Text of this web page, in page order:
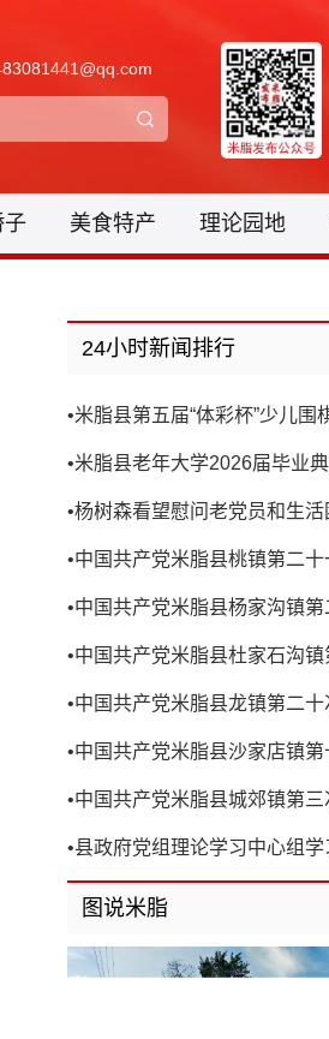
子 美食特产 理论园地
24小时新闻排行
•米脂县第五届“体彩杯”少儿围
•米脂县老年大学2026届毕业
•杨树森看望慰问老党员和生活
•中国共产党米脂县桃镇第二
•中国共产党米脂县杨家沟镇
•中国共产党米脂县杜家石沟
•中国共产党米脂县龙镇第二十
•中国共产党米脂县沙家店镇
•中国共产党米脂县城郊镇第三
•县政府党组理论学习中心组
第8次党组（扩大）会议召开
图说米脂